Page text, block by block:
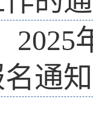
2025
通